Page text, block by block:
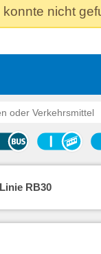
nicht
RB30